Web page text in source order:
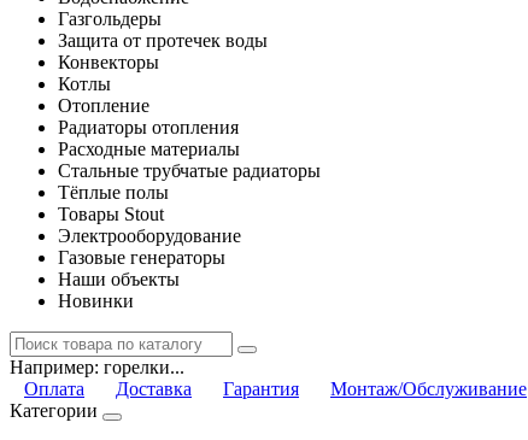
Газгольдеры
Защита от протечек воды
Конвекторы
Котлы
Отопление
Радиаторы отопления
Расходные материалы
Стальные трубчатые радиаторы
Тёплые полы
Товары Stout
Электрооборудование
Газовые генераторы
Наши объекты
Новинки
Например: горелки...
Оплата
Доставка Гарантия Монтаж/Обслуживание
Категории